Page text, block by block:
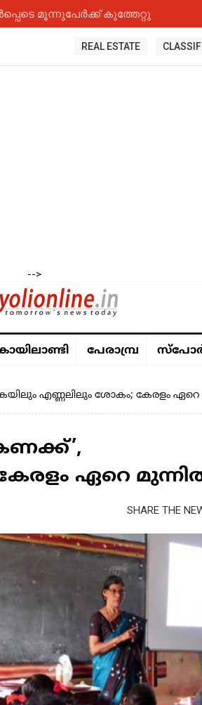
മൂന്നുപേർക്ക് കുത്തേറ്റു
REAL ESTATE
-->
പേരാമ്പ്ര
എണ്ണലിലും ശോകം; കേരളം ഏറെ
ഏറെ
SHARE THE